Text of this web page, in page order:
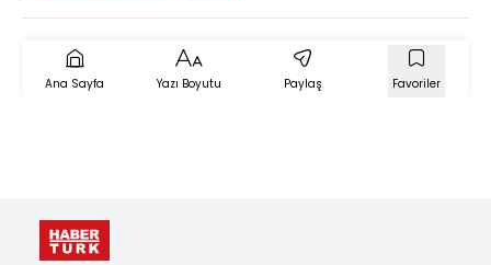
Ana Sayfa Yazı Boyutu Paylaş Favoriler